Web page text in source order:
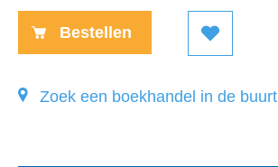
Bestellen
Zoek een boekhandel in de buurt